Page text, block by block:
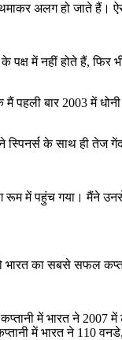
अलग हो जाते हैं।
पक्ष में नहीं होते हैं,
पहली बार 2003 में
के साथ ही तेज
में पहुंच गया। मैंने
भारत का सबसे सफल
में भारत ने 2007 में
में भारत ने 110